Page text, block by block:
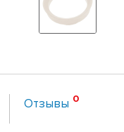
Отзывы